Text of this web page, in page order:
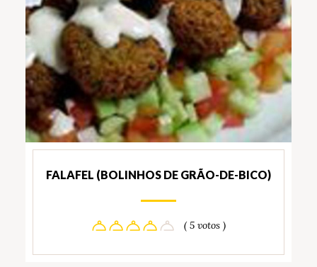
FALAFEL (BOLINHOS DE GRÃO-DE-BICO)
( 5 votos )